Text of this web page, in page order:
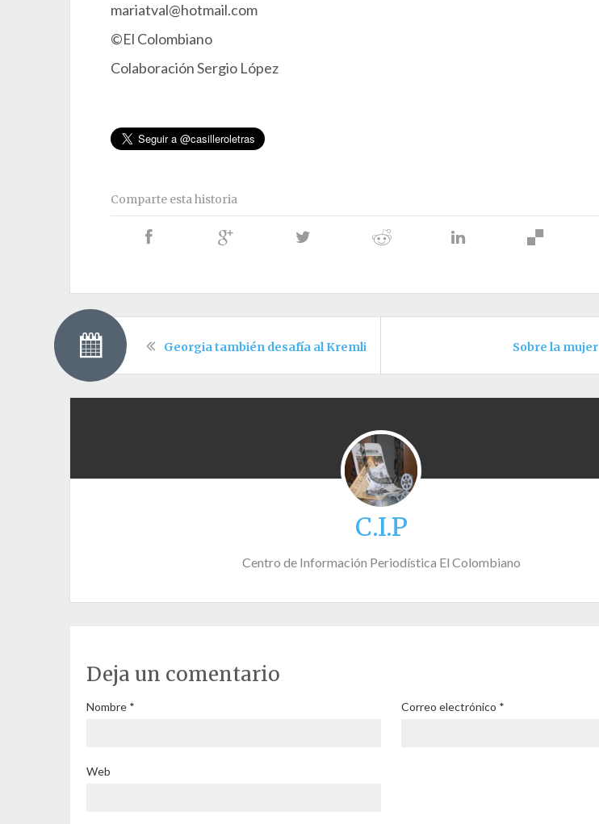
mariatval@hotmail.com
©El Colombiano
Colaboración Sergio López
Comparte esta historia
Georgia también desafía al Kremlin Sobre la mujer
C.I.P
Centro de Información Periodística El Colombiano
Deja un comentario
Nombre * Correo electrónico *
Web